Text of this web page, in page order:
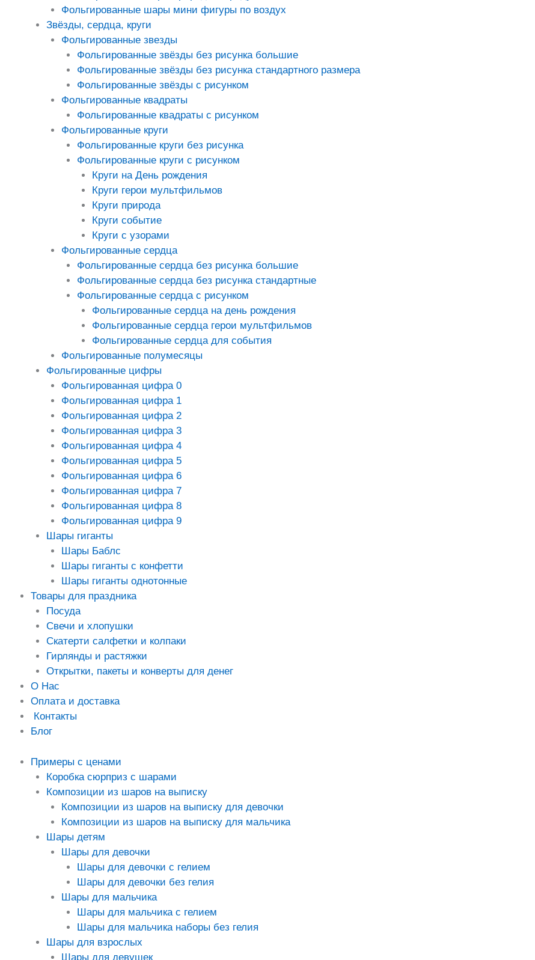
Фольгированные шары мини фигуры по воздух
Звёзды, сердца, круги
Фольгированные звезды
Фольгированные звёзды без рисунка большие
Фольгированные звёзды без рисунка стандартного размера
Фольгированные звёзды с рисунком
Фольгированные квадраты
Фольгированные квадраты с рисунком
Фольгированные круги
Фольгированные круги без рисунка
Фольгированные круги с рисунком
Круги на День рождения
Круги герои мультфильмов
Круги природа
Круги событие
Круги с узорами
Фольгированные сердца
Фольгированные сердца без рисунка большие
Фольгированные сердца без рисунка стандартные
Фольгированные сердца с рисунком
Фольгированные сердца на день рождения
Фольгированные сердца герои мультфильмов
Фольгированные сердца для события
Фольгированные полумесяцы
Фольгированные цифры
Фольгированная цифра 0
Фольгированная цифра 1
Фольгированная цифра 2
Фольгированная цифра 3
Фольгированная цифра 4
Фольгированная цифра 5
Фольгированная цифра 6
Фольгированная цифра 7
Фольгированная цифра 8
Фольгированная цифра 9
Шары гиганты
Шары Баблс
Шары гиганты с конфетти
Шары гиганты однотонные
Товары для праздника
Посуда
Свечи и хлопушки
Скатерти салфетки и колпаки
Гирлянды и растяжки
Открытки, пакеты и конверты для денег
О Нас
Оплата и доставка
Контакты
Блог
Примеры с ценами
Коробка сюрприз с шарами
Композиции из шаров на выписку
Композиции из шаров на выписку для девочки
Композиции из шаров на выписку для мальчика
Шары детям
Шары для девочки
Шары для девочки с гелием
Шары для девочки без гелия
Шары для мальчика
Шары для мальчика с гелием
Шары для мальчика наборы без гелия
Шары для взрослых
Шары для девушек